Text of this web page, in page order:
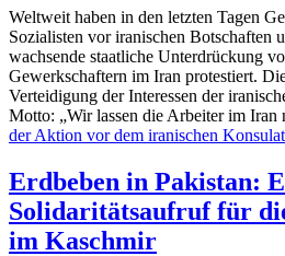
Weltweit haben in den letzten Tagen
Sozialisten vor iranischen Botschaften
wachsende staatliche Unterdrückung
Gewerkschaftern im Iran protestiert.
Verteidigung der Interessen der
Motto: „Wir lassen die Arbeiter im Iran
der Aktion vor dem iranischen Konsulat
Erdbeben in Pakistan:
Solidaritätsaufruf für
im Kaschmir